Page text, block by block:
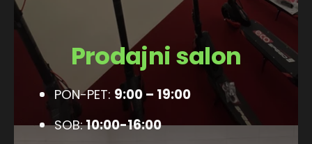
Prodajni salon
PON-PET: 9:00 – 19:00
SOB:10:00-16:00